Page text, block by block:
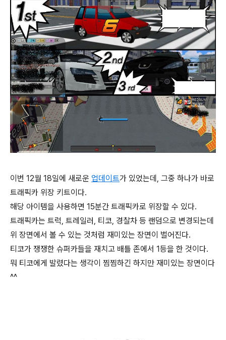
이번 12월 18일에 새로운 업데이트가 있었는데, 그중 하나가 바로
트래픽카 위장 키트이다.
해당 아이템을 사용하면 15분간 트래픽카로 위장할 수 있다.
트래픽카는 트럭, 트레일러, 티코, 경찰차 등 랜덤으로 변경되는데
위 장면에서 볼 수 있는 것처럼 재미있는 장면이 벌어진다.
티코가 쟁쟁한 슈퍼카들을 재치고 배틀 존에서 1등을 한 것이다.
뭐 티코에게 발렸다는 생각이 찜찜하긴 하지만 재미있는 장면이다
^^